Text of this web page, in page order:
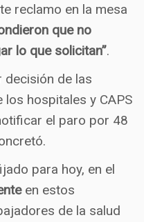
reclamo en la mesa
que no
lo que solicitan”.
decisión de las
los hospitales y CAPS
el paro por 48
para hoy, en el
en estos
de la salud